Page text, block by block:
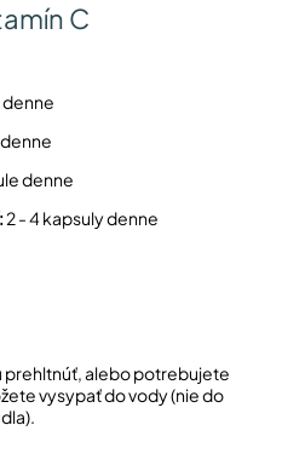
C
denne
denne
2 - 4 kapsuly denne
prehltnúť, alebo potrebujete
vysypať do vody (nie do